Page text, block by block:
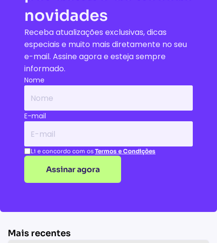
novidades
Receba atualizações exclusivas, dicas
especiais e muito mais diretamente no seu
e-mail. Assine agora e esteja sempre
informado.
Nome
Nome
E-mail
E-mail
Li e concordo com os Termos e Condições
Assinar agora
Mais recentes